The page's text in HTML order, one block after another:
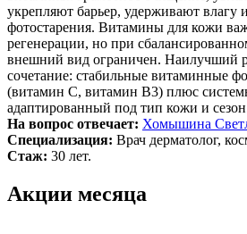
укрепляют барьер, удерживают влагу
фотостарения. Витамины для кожи
регенерации, но при
внешний вид ограничен. Наилучший
сочетание: стабильные витаминные
(витамин C, витамин B3) плюс
адаптированный под тип кожи и
На вопрос отвечает: Хомышина
Специализация: Врач дерматолог,
Стаж: 30 лет.
Акции месяца